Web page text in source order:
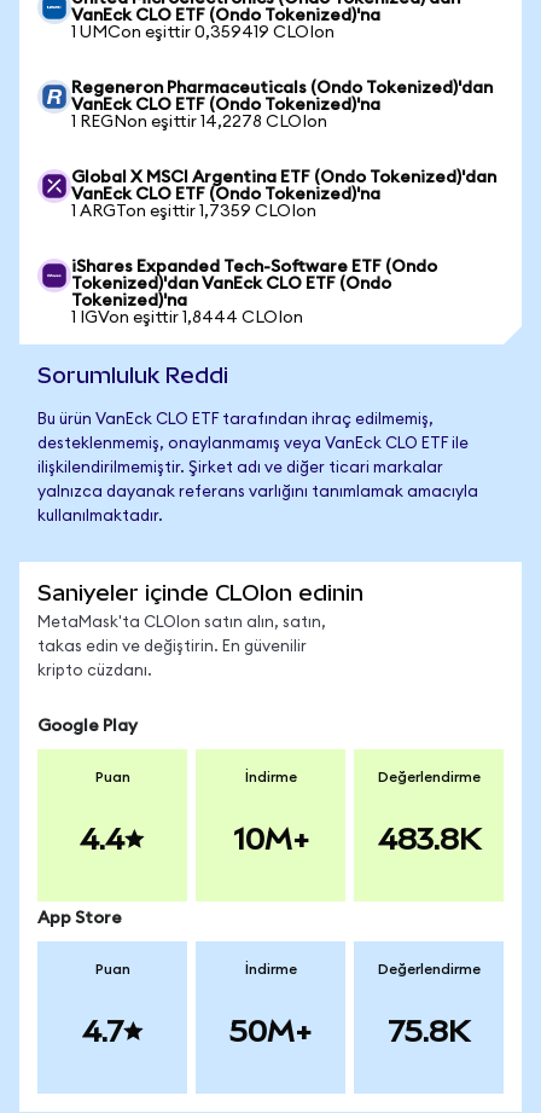
VanEck CLO ETF (Ondo Tokenized)'na
1 UMCon eşittir 0,359419 CLOIon
Regeneron Pharmaceuticals (Ondo Tokenized)'dan
VanEck CLO ETF (Ondo Tokenized)'na
1 REGNon eşittir 14,2278 CLOIon
Global X MSCI Argentina ETF (Ondo Tokenized)'dan
VanEck CLO ETF (Ondo Tokenized)'na
1 ARGTon eşittir 1,7359 CLOIon
iShares Expanded Tech-Software ETF (Ondo
Tokenized)'dan VanEck CLO ETF (Ondo
Tokenized)'na
1 IGVon eşittir 1,8444 CLOIon
Sorumluluk Reddi
Bu ürün VanEck CLO ETF tarafından ihraç edilmemiş,
desteklenmemiş, onaylanmamış veya VanEck CLO ETF ile
ilişkilendirilmemiştir. Şirket adı ve diğer ticari markalar
yalnızca dayanak referans varlığını tanımlamak amacıyla
kullanılmaktadır.
Saniyeler içinde CLOIon edinin
MetaMask'ta CLOIon satın alın, satın,
takas edin ve değiştirin. En güvenilir
kripto cüzdanı.
Google Play
Puan
4.4
İndirme
10M+
Değerlendirme
483.8K
App Store
Puan
4.7
İndirme
50M+
Değerlendirme
75.8K